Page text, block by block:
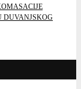
DUVANJSKOG